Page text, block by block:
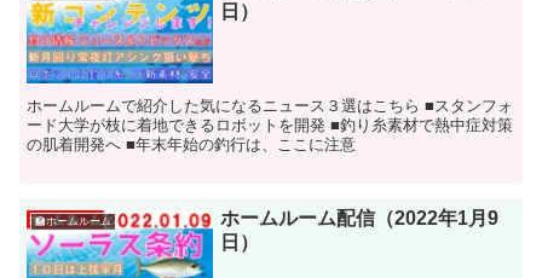
日）
ホームルームで紹介した気になるニュース３選はこちら ■スタンフォ
ード大学が枝に着地できるロボットを開発 ■釣り糸素材で熱中症対策
の肌着開発へ ■年末年始の釣行は、ここに注意
🏫ホームルーム
ホームルーム配信（2022年1月9
日）